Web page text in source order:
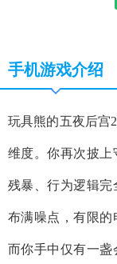
手机游戏介绍
玩具熊的五夜后宫
维度。你再次披
残暴、行为逻辑
布满噪点，有限的
而你手中仅有一